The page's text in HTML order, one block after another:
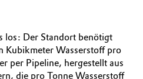
los: Der Standort benötigt
Kubikmeter Wasserstoff pro
per Pipeline, hergestellt aus
die pro Tonne Wasserstoff